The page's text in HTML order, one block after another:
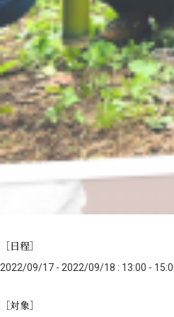
［日程］
2022/09/17 - 2022/09/18 : 13:00 -
［対象］